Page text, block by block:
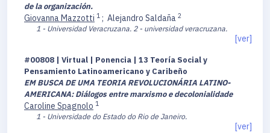
de la organización.
Giovanna Mazzotti 1 ; Alejandro Saldaña 2
1 - Universidad Veracruzana. 2 - universidad veracruzana.
[ver]
#00808 | Virtual | Ponencia | 13 Teoría Social y
Pensamiento Latinoamericano y Caribeño
EM BUSCA DE UMA TEORIA REVOLUCIONÁRIA LATINO-
AMERICANA: Diálogos entre marxismo e decolonialidade
Caroline Spagnolo 1
1 - Universidade do Estado do Rio de Janeiro.
[ver]